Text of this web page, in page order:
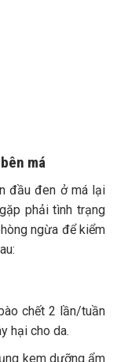
má
đầu đen ở má lại
phải tình trạng
ngừa để kiểm
chết 2 lần/tuần
hại cho da.
kem dưỡng ẩm